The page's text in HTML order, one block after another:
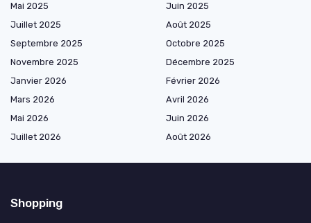
Mai 2025
Juin 2025
Juillet 2025
Août 2025
Septembre 2025
Octobre 2025
Novembre 2025
Décembre 2025
Janvier 2026
Février 2026
Mars 2026
Avril 2026
Mai 2026
Juin 2026
Juillet 2026
Août 2026
Shopping